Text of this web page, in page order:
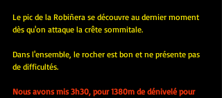
Le pic de la Robiñera se découvre au dernier moment
dès qu'on attaque la crête sommitale.
Dans l'ensemble, le rocher est bon et ne présente pas
de difficultés.
Nous avons mis 3h30, pour 1380m de dénivelé pour